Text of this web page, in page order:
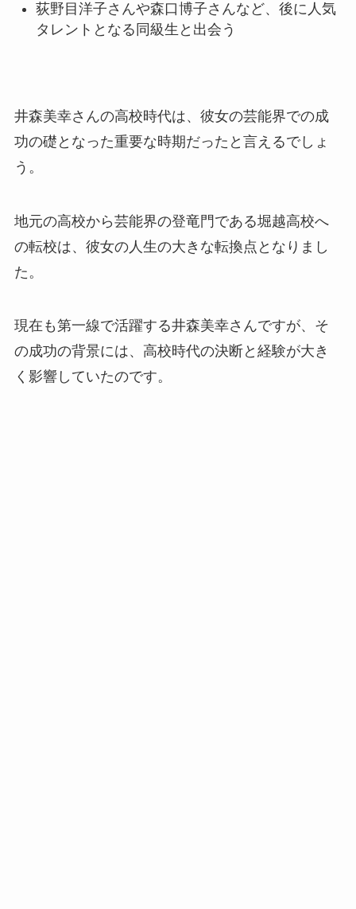
荻野目洋子さんや森口博子さんなど、後に人気
タレントとなる同級生と出会う
井森美幸さんの高校時代は、彼女の芸能界での成
功の礎となった重要な時期だったと言えるでしょ
う。
地元の高校から芸能界の登竜門である堀越高校へ
の転校は、彼女の人生の大きな転換点となりまし
た。
現在も第一線で活躍する井森美幸さんですが、そ
の成功の背景には、高校時代の決断と経験が大き
く影響していたのです。